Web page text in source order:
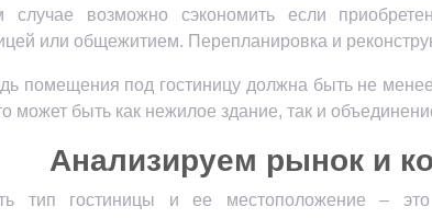
случае возможно сэкономить если
или общежитием. Перепланировка и
помещения под гостиницу должна быть не
может быть как нежилое здание, так и
Анализируем рынок и
тип гостиницы и ее местоположение –